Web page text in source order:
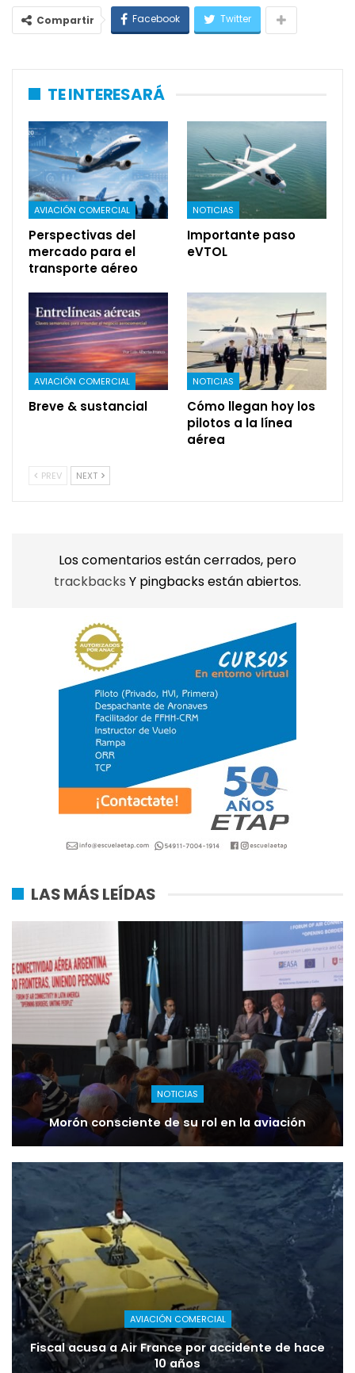
Compartir Facebook Twitter
TE INTERESARÁ
AVIACIÓN COMERCIAL
Perspectivas del
mercado para el
transporte aéreo
NOTICIAS
Importante paso
eVTOL
AVIACIÓN COMERCIAL
Breve & sustancial
NOTICIAS
Cómo llegan hoy los
pilotos a la línea
aérea
PREV NEXT
Los comentarios están cerrados, pero
trackbacks Y pingbacks están abiertos.
LAS MÁS LEÍDAS
NOTICIAS
Morón consciente de su rol en la aviación
AVIACIÓN COMERCIAL
Fiscal acusa a Air France por accidente de hace
10 años